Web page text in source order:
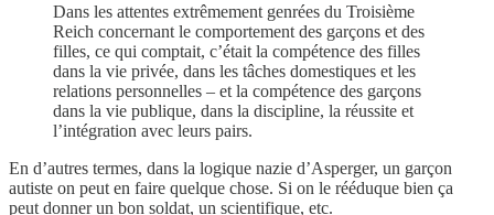
Dans les attentes extrêmement genrées du Troisième
Reich concernant le comportement des garçons et des
filles, ce qui comptait, c’était la compétence des filles
dans la vie privée, dans les tâches domestiques et les
relations personnelles – et la compétence des garçons
dans la vie publique, dans la discipline, la réussite et
l’intégration avec leurs pairs.
En d’autres termes, dans la logique nazie d’Asperger, un garçon
autiste on peut en faire quelque chose. Si on le rééduque bien ça
peut donner un bon soldat, un scientifique, etc.